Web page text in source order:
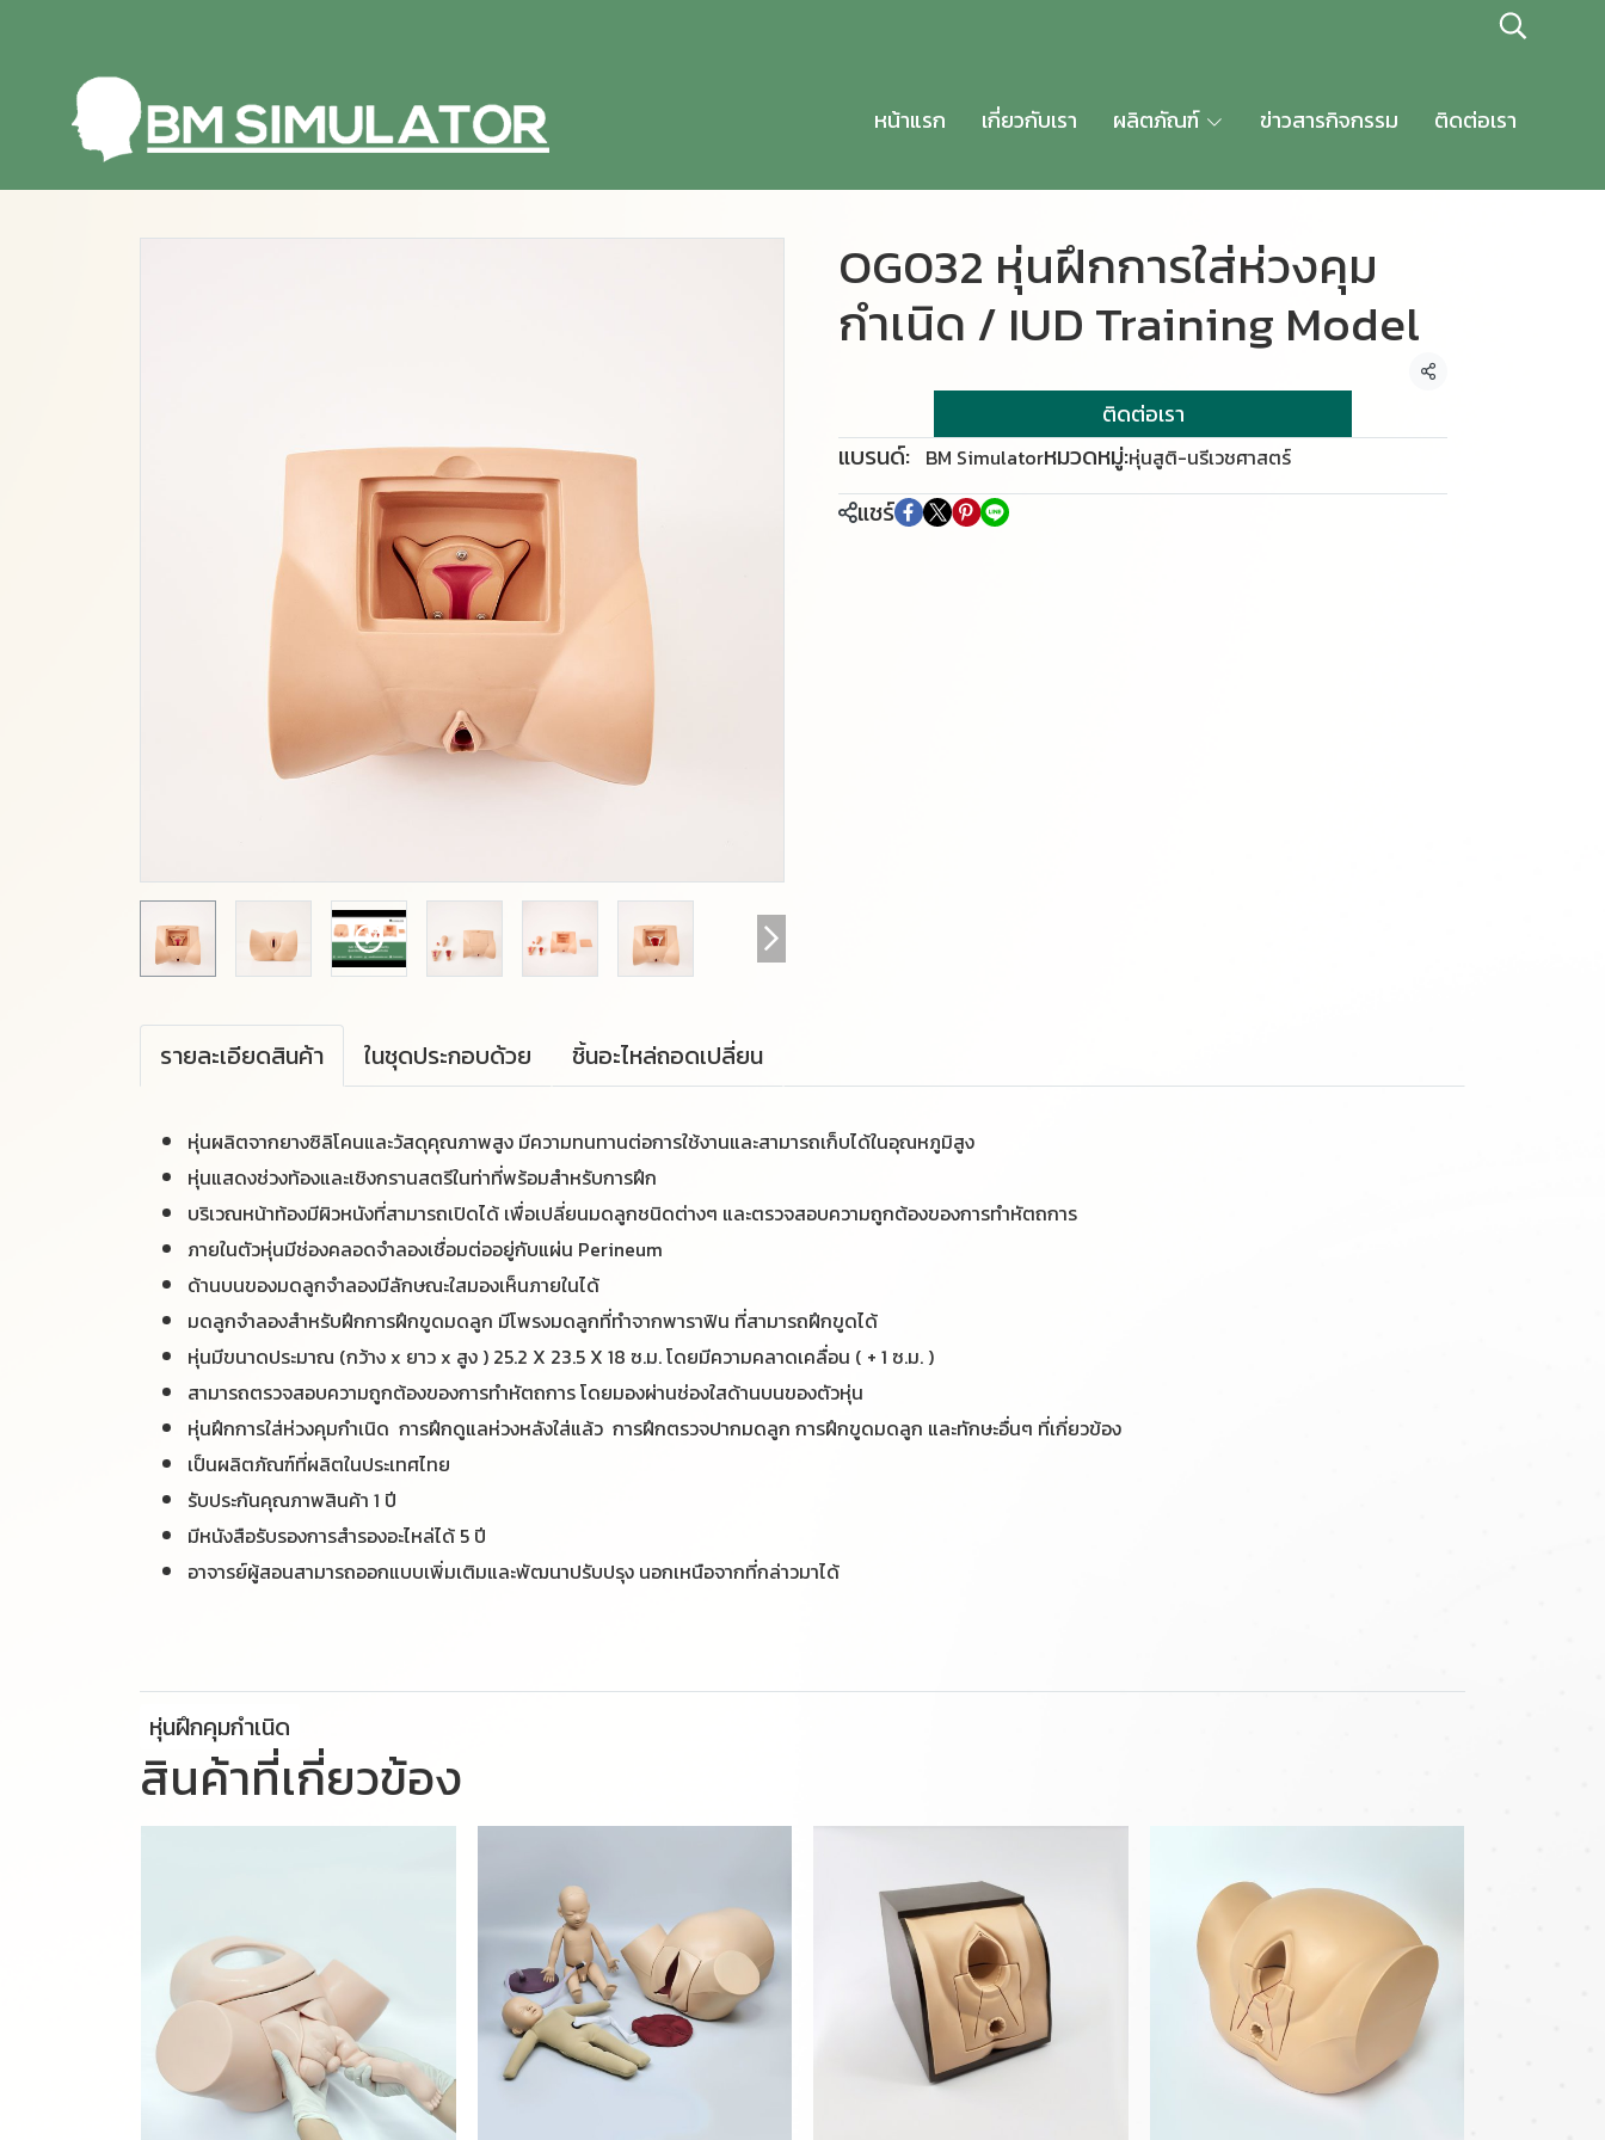
หน้าแรก เกี่ยวกับเรา ผลิตภัณฑ์ ข่าวสารกิจกรรม ติดต่อเรา
OG032 หุ่นฝึกการใส่ห่วงคุม
กำเนิด / IUD Training Model
แชร์
ติดต่อเรา
แบรนด์: BM Simulatorหมวดหมู่:หุ่นสูติ-นรีเวชศาสตร์
แชร์
รายละเอียดสินค้า ในชุดประกอบด้วย ชิ้นอะไหล่ถอดเปลี่ยน
หุ่นผลิตจากยางซิลิโคนและวัสดุคุณภาพสูง มีความทนทานต่อการใช้งานและสามารถเก็บได้ในอุณหภูมิสูง
หุ่นแสดงช่วงท้องและเชิงกรานสตรีในท่าที่พร้อมสำหรับการฝึก
บริเวณหน้าท้องมีผิวหนังที่สามารถเปิดได้ เพื่อเปลี่ยนมดลูกชนิดต่างๆ และตรวจสอบความถูกต้องของการทำหัตถการ
ภายในตัวหุ่นมีช่องคลอดจำลองเชื่อมต่ออยู่กับแผ่น Perineum
ด้านบนของมดลูกจำลองมีลักษณะใสมองเห็นภายในได้
มดลูกจำลองสำหรับฝึกการฝึกขูดมดลูก มีโพรงมดลูกที่ทำจากพาราฟิน ที่สามารถฝึกขูดได้
หุ่นมีขนาดประมาณ (กว้าง x ยาว x สูง ) 25.2 X 23.5 X 18 ซ.ม. โดยมีความคลาดเคลื่อน ( + 1 ซ.ม. )
สามารถตรวจสอบความถูกต้องของการทำหัตถการ โดยมองผ่านช่องใสด้านบนของตัวหุ่น
หุ่นฝึกการใส่ห่วงคุมกำเนิด การฝึกดูแลห่วงหลังใส่แล้ว การฝึกตรวจปากมดลูก การฝึกขูดมดลูก และทักษะอื่นๆ ที่เกี่ยวข้อง
เป็นผลิตภัณฑ์ที่ผลิตในประเทศไทย
รับประกันคุณภาพสินค้า 1 ปี
มีหนังสือรับรองการสำรองอะไหล่ได้ 5 ปี
อาจารย์ผู้สอนสามารถออกแบบเพิ่มเติมและพัฒนาปรับปรุง นอกเหนือจากที่กล่าวมาได้
หุ่นฝึกคุมกำเนิด
สินค้าที่เกี่ยวข้อง